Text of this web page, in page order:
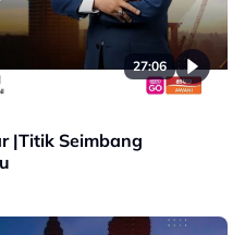
27:06
|Titik Seimbang